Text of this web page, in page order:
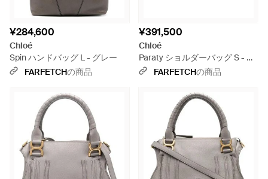
¥284,600
Chloé
Spin ハンドバッグ L - グレー
FARFETCHの商品
¥391,500
Chloé
Paraty ショルダーバッグ S - グ
レーFARFETCHの商品